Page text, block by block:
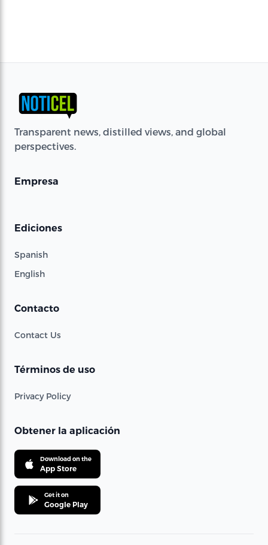
Transparent news, distilled views, and global
perspectives.
Empresa
Ediciones
Spanish
English
Contacto
Contact Us
Términos de uso
Privacy Policy
Obtener la aplicación
Download on the
App Store
Get it on
Google Play